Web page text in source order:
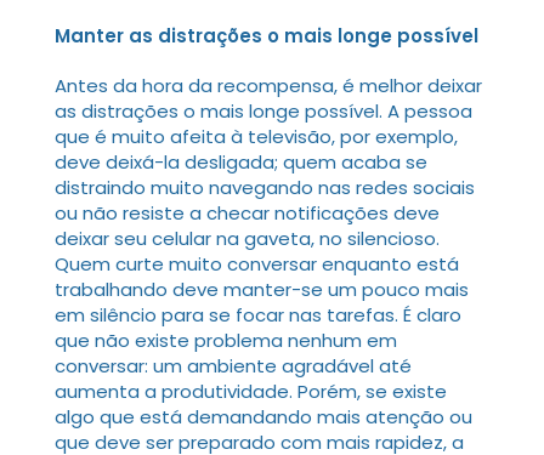
Manter as distrações o mais longe possível
Antes da hora da recompensa, é melhor deixar
as distrações o mais longe possível. A pessoa
que é muito afeita à televisão, por exemplo,
deve deixá-la desligada; quem acaba se
distraindo muito navegando nas redes sociais
ou não resiste a checar notificações deve
deixar seu celular na gaveta, no silencioso.
Quem curte muito conversar enquanto está
trabalhando deve manter-se um pouco mais
em silêncio para se focar nas tarefas. É claro
que não existe problema nenhum em
conversar: um ambiente agradável até
aumenta a produtividade. Porém, se existe
algo que está demandando mais atenção ou
que deve ser preparado com mais rapidez, a